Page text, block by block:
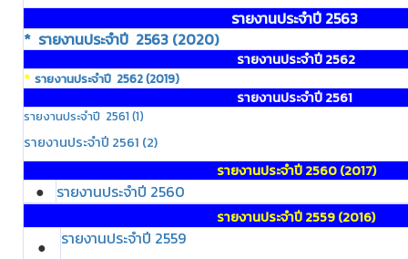
รายงานประจำปี 2563
* รายงานประจำปี 2563 (2020)
รายงานประจำปี 2562
* รายงานประจำปี 2562 (2019)
รายงานประจำปี 2561
รายงานประจำปี 2561 (1)
รายงานประจำปี 2561 (2)
รายงานประจำปี 2560 (2017)
● รายงานประจำปี 2560
รายงานประจำปี 2559 (2016)
● รายงานประจำปี 2559